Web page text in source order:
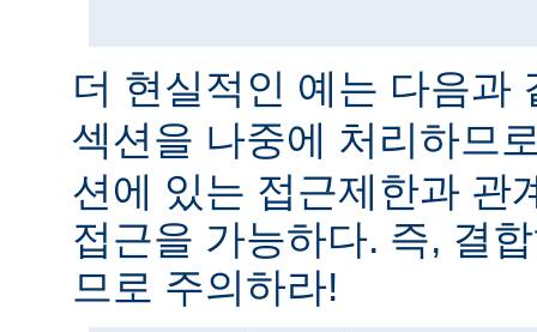
더 현실적인 예는 다음과
섹션을 나중에 처리하므
션에 있는 접근제한과 관
접근을 가능하다. 즉, 결
므로 주의하라!